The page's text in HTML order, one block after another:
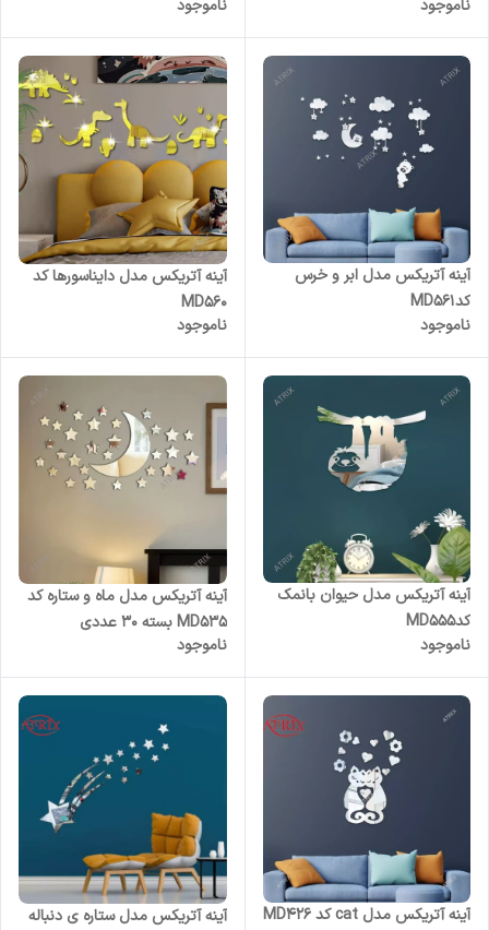
ناموجود ناموجود
آینه آتریکس مدل ابر و خرس
کدMD561
ناموجود
آینه آتریکس مدل دایناسورها کد
MD560
ناموجود
آینه آتریکس مدل حیوان بانمک
کدMD555
ناموجود
آینه آتریکس مدل ماه و ستاره کد
MD535 بسته 30 عددی
ناموجود
آینه آتریکس مدل cat کد MD426
آینه آتریکس مدل ستاره ی دنباله